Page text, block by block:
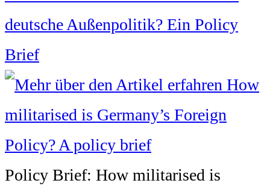
deutsche Außenpolitik? Ein Policy
Brief
Policy Brief: How militarised is